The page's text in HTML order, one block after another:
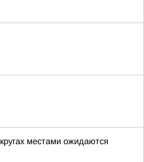
местами ожидаются